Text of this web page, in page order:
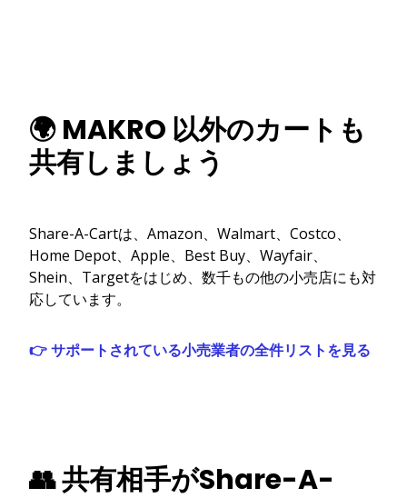
🌍 MAKRO 以外のカートも
共有しましょう
Share-A-Cartは、Amazon、Walmart、Costco、
Home Depot、Apple、Best Buy、Wayfair、
Shein、Targetをはじめ、数千もの他の小売店にも対
応しています。
👉 サポートされている小売業者の全件リストを見る
👥 共有相手がShare-A-